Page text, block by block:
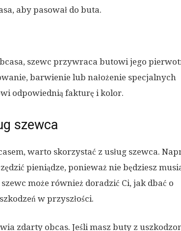
aby pasował do buta.
szewc przywraca butowi jego
barwienie lub nałożenie specjalnych
odpowiednią fakturę i kolor.
szewca
warto skorzystać z usług szewca.
pieniądze, ponieważ nie będziesz
może również doradzić Ci, jak dbać o
w przyszłości.
zdarty obcas. Jeśli masz buty z